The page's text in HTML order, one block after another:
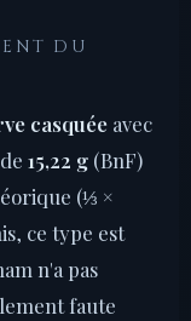
DU
casquée avec
15,22 g (BnF)
(⅓ ×
ce type est
n'a pas
faute